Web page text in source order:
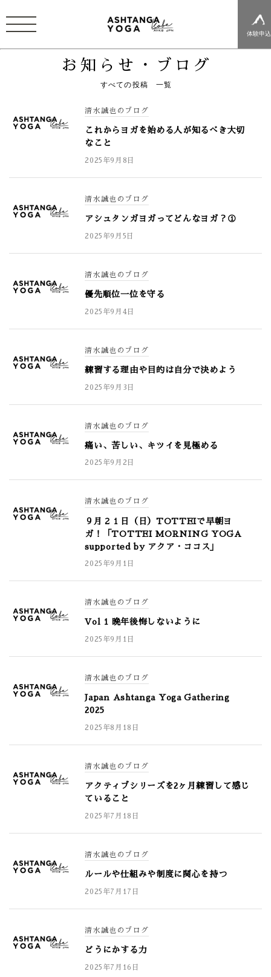
体験申込
お知らせ・ブログ
すべての投稿 一覧
清水誠也のブログ
これからヨガを始める人が知るべき大切
なこと
2025年9月8日
清水誠也のブログ
アシュタンガヨガってどんなヨガ？①
2025年9月5日
清水誠也のブログ
優先順位一位を守る
2025年9月4日
清水誠也のブログ
練習する理由や目的は自分で決めよう
2025年9月3日
清水誠也のブログ
痛い、苦しい、キツイを見極める
2025年9月2日
清水誠也のブログ
９月２１日（日）TOTTEIで早朝ヨ
ガ！「TOTTEI MORNING YOGA
supported by アクア・ココス」
2025年9月1日
清水誠也のブログ
Vol 1 晩年後悔しないように
2025年9月1日
清水誠也のブログ
Japan Ashtanga Yoga Gathering
2025
2025年8月18日
清水誠也のブログ
アクティブシリーズを2ヶ月練習して感じ
ていること
2025年7月18日
清水誠也のブログ
ルールや仕組みや制度に関心を持つ
2025年7月17日
清水誠也のブログ
どうにかする力
2025年7月16日